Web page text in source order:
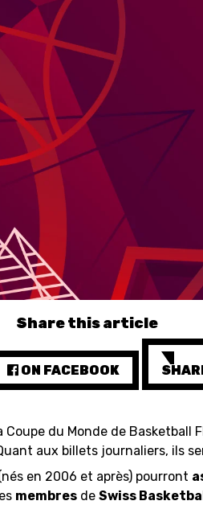
SWISS BASKETBALL TV
CALENDRIER
STATS
Share this article
ON FACEBOOK
du Monde de Basketball
aux billets journaliers, ils
en 2006 et après) pourront
membres deSwiss Basketball